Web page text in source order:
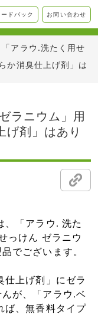
ドバック お問い合わせ
「アラウ.洗たく用せ
か消臭仕上げ剤」は
ラニウム」用
剤」はあり
、「アラウ. 洗た
っけん ゼラニウ
でございます。
仕上げ剤」にゼラ
が、「アラウ.ベ
ば、無香料タイプ